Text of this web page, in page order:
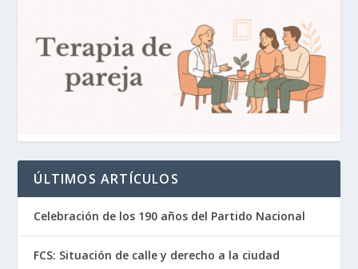
ÚLTIMOS ARTÍCULOS
Celebración de los 190 años del Partido Nacional
FCS: Situación de calle y derecho a la ciudad